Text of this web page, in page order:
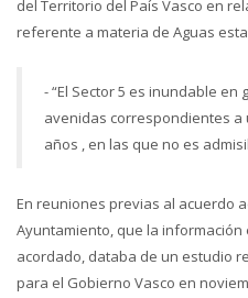
del Territorio del País Vasco en
referente a materia de Aguas
- “El Sector 5 es inundable
avenidas correspondientes
años , en las que no es
En reuniones previas al acuerdo
Ayuntamiento, que la
acordado, databa de un estudio
para el Gobierno Vasco en